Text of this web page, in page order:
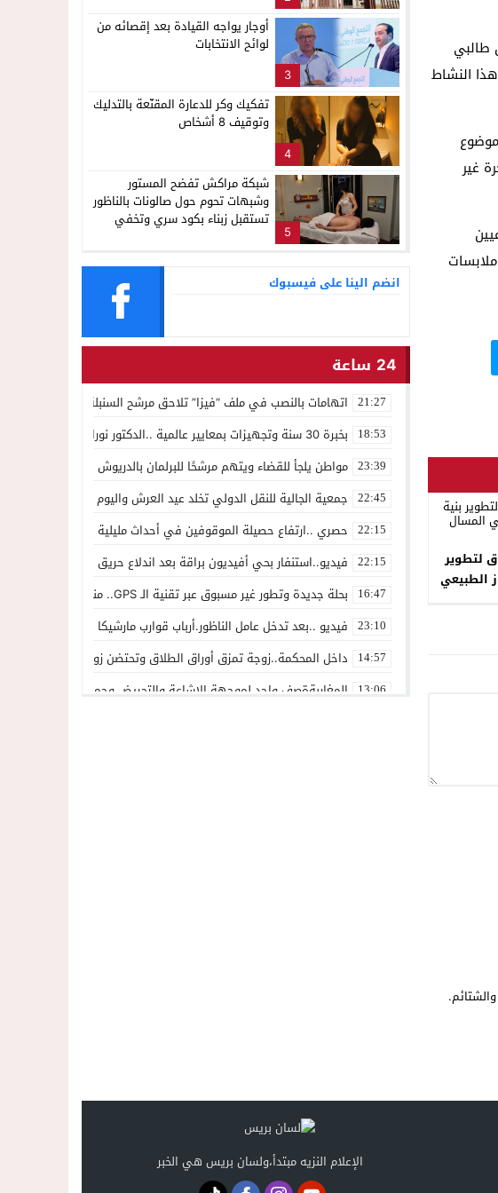
واحد لموجهة الإشاعة والتحريض وحملات التضليل
طالبي
النشاط
غير
لتطوير
الطبيعي
3
أوجار يواجه القيادة بعد إقصائه من
لوائح الانتخابات
4
تفكيك وكر للدعارة المقنّعة بالتدليك
وتوقيف 8 أشخاص
5
شبكة مراكش تفضح المستور
وشبهات تحوم حول صالونات بالناظور
تستقبل زبناء بكود سري وتخفي
انضم الينا على فيسبوك
24 ساعة
21:27 اتهامات بالنصب في ملف “فيزا” تلاحق مرشح السنبلة بالدريوش..
18:53 بخبرة 30 سنة وتجهيزات بمعايير عالمية ..الدكتور نورالدين صبار يفتتح عيادته المتخصصة في جراحة العظام بالناظور
23:39 مواطن يلجأ للقضاء ويتهم مرشحًا للبرلمان بالدريوش بالاستيلاء على 22 مليون سنتيم
22:45 جمعية الجالية للنقل الدولي تخلد عيد العرش واليوم الوطني للمهاجر
22:15 حصري ..ارتفاع حصيلة الموقوفين في أحداث مليلية إلى 82 شخصًا وتحقيقات تقود إلى متابعات جنائية ثقيلة
22:15 فيديو..استنفار بحي أفيديون براقة بعد اندلاع حريق داخل ضيعة فلاحية
16:47 بحلة جديدة وتطور غير مسبوق عبر تقنية الـ GPS.. منصة “مرحباناظور” تعزز مكانتها كوجهة أولى لسكان إقليمي الناظور والدريوش
23:10 فيديو ..بعد تدخل عامل الناظور.أرباب قوارب مارشيكا يعلقون احتجاجهم
14:57 داخل المحكمة..زوجة تمزق أوراق الطلاق وتحتضن زوجها في لحظة
13:06 المغاربةةصف واحد لموجهة الإشاعة والتحريض وحملات التضليل
الإعلام النزيه مبتدأ،ولسان بريس هي الخبر